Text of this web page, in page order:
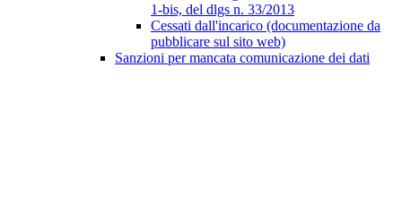
1-bis, del dlgs n. 33/2013
Cessati dall'incarico (documentazione da
pubblicare sul sito web)
Sanzioni per mancata comunicazione dei dati